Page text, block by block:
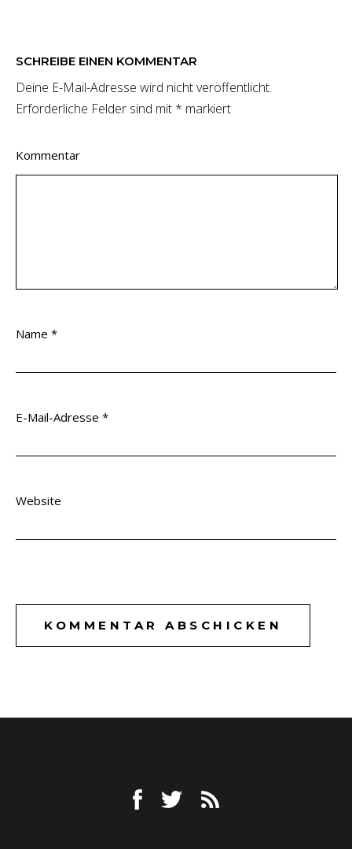
SCHREIBE EINEN KOMMENTAR
Deine E-Mail-Adresse wird nicht veröffentlicht.
Erforderliche Felder sind mit * markiert
Kommentar
Name *
E-Mail-Adresse *
Website